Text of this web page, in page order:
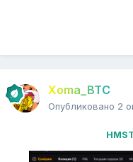
Xoma_BTC
Опубликовано 2